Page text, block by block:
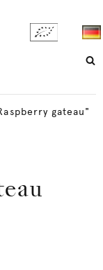
gateau"